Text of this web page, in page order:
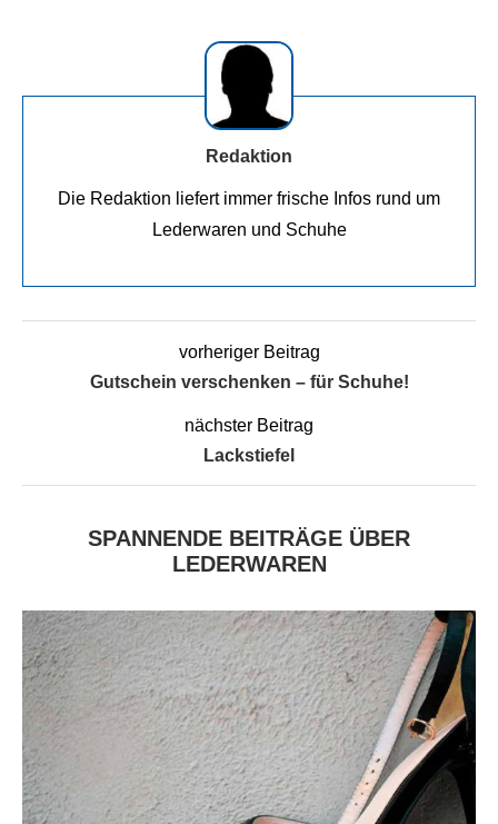
Redaktion
Die Redaktion liefert immer frische Infos rund um
Lederwaren und Schuhe
vorheriger Beitrag
Gutschein verschenken – für Schuhe!
nächster Beitrag
Lackstiefel
SPANNENDE BEITRÄGE ÜBER
LEDERWAREN